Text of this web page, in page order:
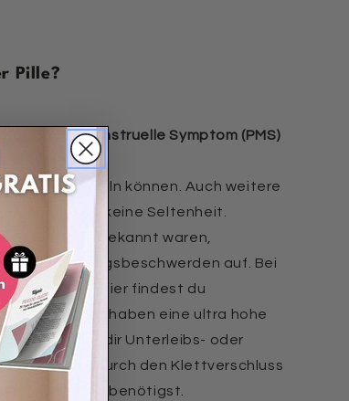
Pille?
das
Prämenstruelle Symptom (PMS)
von starken
entwickeln können. Auch weitere
sind keine Seltenheit.
Periode bekannt waren,
Verdauungsbeschwerden auf. Bei
Hier findest du
sind. Sie haben eine ultra hohe
Treten bei dir Unterleibs- oder
Herz legen. Durch den Klettverschluss
wo du sie benötigst.